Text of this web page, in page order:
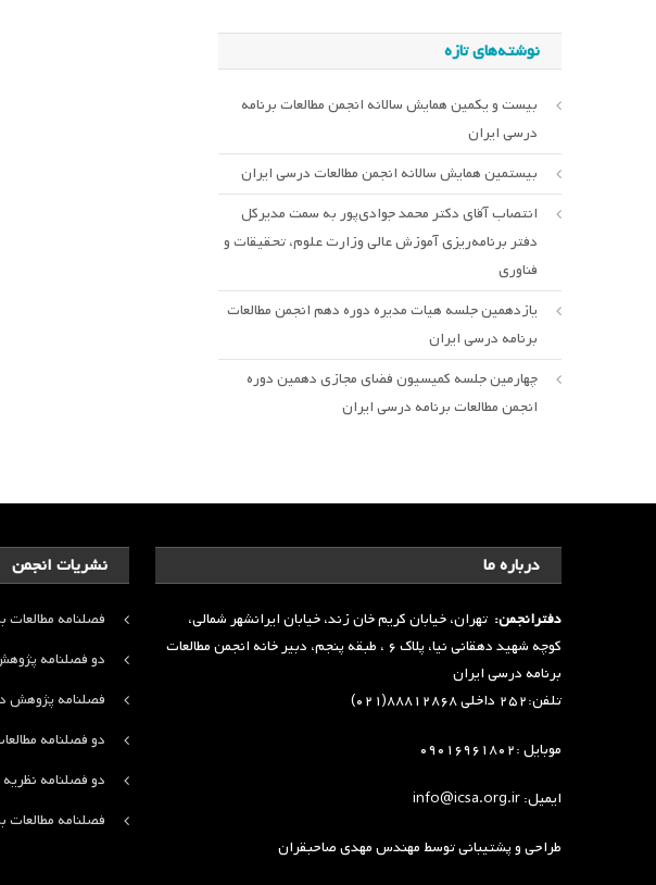
نوشته‌های تازه
بیست و یکمین همایش سالانه انجمن مطالعات برنامه
درسی ایران
بیستمین همایش سالانه انجمن مطالعات درسی ایران
انتصاب آقای دکتر محمد جوادی‌پور به سمت مدیرکل
دفتر برنامه‌ریزی آموزش عالی وزارت علوم، تحقیقات و
فناوری
یازدهمین جلسه هیات مدیره دوره دهم انجمن مطالعات
برنامه درسی ایران
چهارمین جلسه کمیسیون فضای مجازی دهمین دوره
انجمن مطالعات برنامه درسی ایران
نشریات انجمن
فصلنامه مطالعات
دو فصلنامه
فصلنامه پژوهش
دو فصلنامه
دو فصلنامه
فصلنامه مطالعات
درباره ما
دفترانجمن: تهران، خیابان کریم خان زند، خیابان ایرانشهر شمالی،
کوچه شهید دهقانی نیا، پلاک ۶ ، طبقه پنجم، دبیر خانه انجمن مطالعات
برنامه درسی ایران
تلفن:۲۵۲ داخلی ۸۸۸۱۲۸۶۸(۰۲۱)
موبایل :۰۹۰۱۶۹۶۱۸۰۲
ایمیل: info@icsa.org.ir
طراحی و پشتیبانی توسطمهندس مهدی صاحبقران